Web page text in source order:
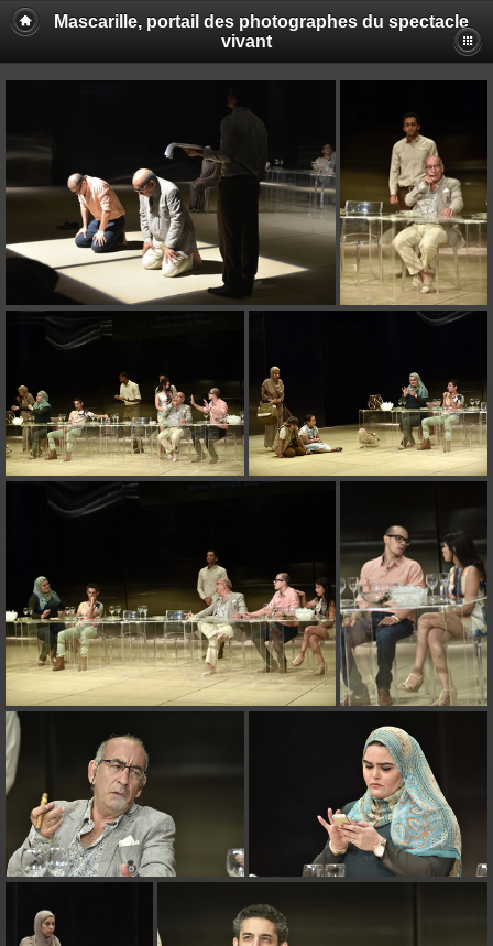
Mascarille, portail des photographes du spectacle
vivant